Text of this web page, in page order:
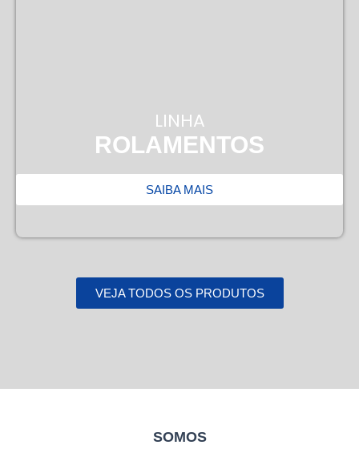
LINHA
ROLAMENTOS
SAIBA MAIS
VEJA TODOS OS PRODUTOS
SOMOS